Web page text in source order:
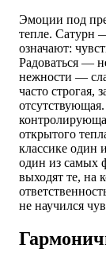
Эмоции под
тепле. Сатурн
означают:
Радоваться —
нежности —
часто строгая,
открытого
классике один
один из самых
выходят те, на
не научился